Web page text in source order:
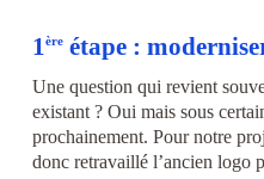
1èreétape :
Une question qui revient
existant ? Oui mais sous
prochainement. Pour notre
donc retravaillé l’ancien logo